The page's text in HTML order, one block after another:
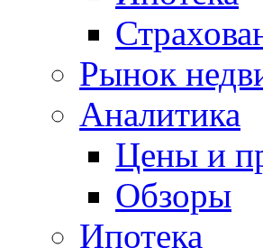
Рынок
Аналитика
Цены и
Обзоры
Ипотека